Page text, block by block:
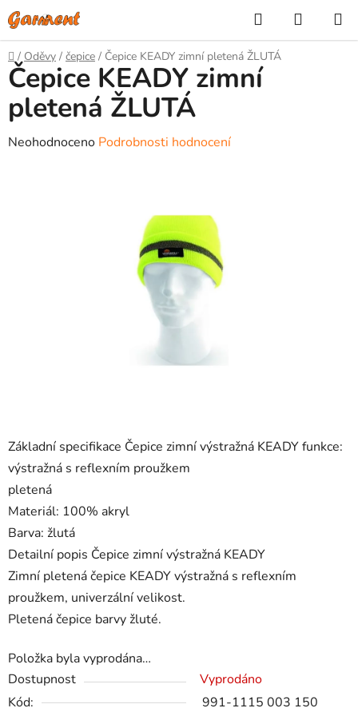
Přejít
na
obsah
Hledat
KOŠÍK
Domů
/ Oděvy / čepice / Čepice KEADY zimní pletená ŽLUTÁ
Základní specifikace Čepice zimní výstražná KEADY funkce:
výstražná s reflexním proužkem
pletená
Materiál: 100% akryl
Barva: žlutá
Detailní popis Čepice zimní výstražná KEADY
Zimní pletená čepice KEADY výstražná s reflexním
proužkem, univerzální velikost.
Pletená čepice barvy žluté.
Položka byla vyprodána…
Dostupnost
Vyprodáno
Kód:
991-1115 003 150
Čepice KEADY zimní
pletená ŽLUTÁ
Průměrné
Neohodnoceno Podrobnosti hodnocení